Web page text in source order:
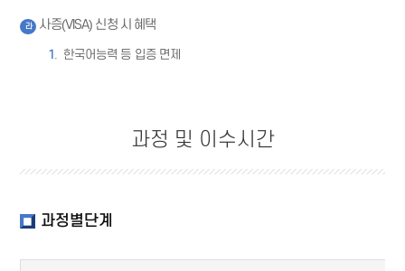
라 사증(VISA) 신청 시 혜택
한국어능력 등 입증 면제
과정 및 이수시간
과정별단계